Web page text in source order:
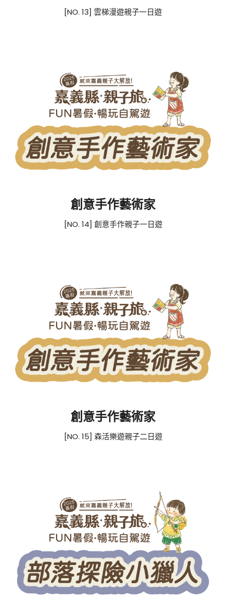
[NO. 13] 雲梯漫遊親子一日遊
創意手作藝術家
[NO. 14] 創意手作親子一日遊
創意手作藝術家
[NO. 15] 森活樂遊親子二日遊